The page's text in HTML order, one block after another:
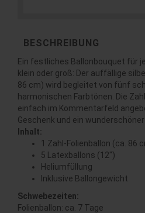
BESCHREIBUNG
Ein festliches Ballonbouquet für
klein oder groß: Der auffällige
86 cm) wird begleitet von fünf
harmonischen Farbtönen. Die
einfach im Kommentarfeld
Geschenk und ein
Inhalt:
1 Zahl-Folienballon (ca. 86
5 Latexballons (12")
Heliumfüllung
Inklusive Ballongewicht
Schwebezeiten:
Folienballon: ca. 7 Tage